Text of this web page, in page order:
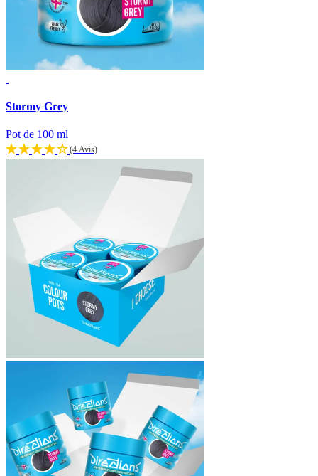
Stormy Grey
Pot de 100 ml
(4 Avis)